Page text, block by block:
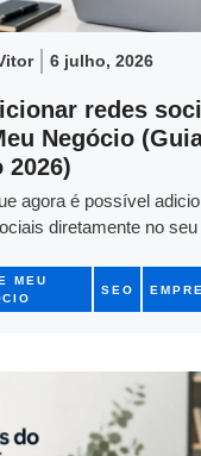
6 julho, 2026
redes
Negócio
2026)
agora é possível
diretamente no seu
MEU
SEO